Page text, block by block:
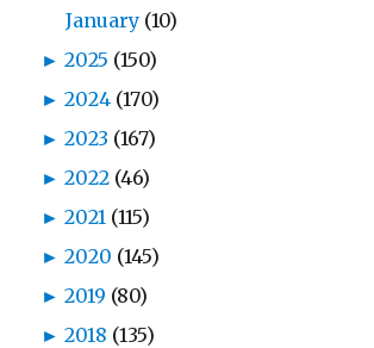
January (10)
► 2025 (150)
► 2024 (170)
► 2023 (167)
► 2022 (46)
► 2021 (115)
► 2020 (145)
► 2019 (80)
► 2018 (135)